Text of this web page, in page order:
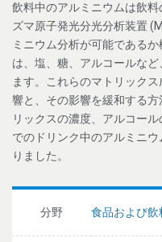
飲料中のアルミニウムは飲
ズマ原子発光分光分析装置
ミニウム分析が可能である
は、塩、糖、アルコールな
ます。これらのマトリック
響と、その影響を緩和する
リックスの濃度、アルコー
でのドリンク中のアルミニ
りました。
分野 食品および飲